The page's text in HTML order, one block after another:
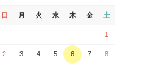
日 月 火 水 木 金 土
1
2 3 4 5 6 7 8